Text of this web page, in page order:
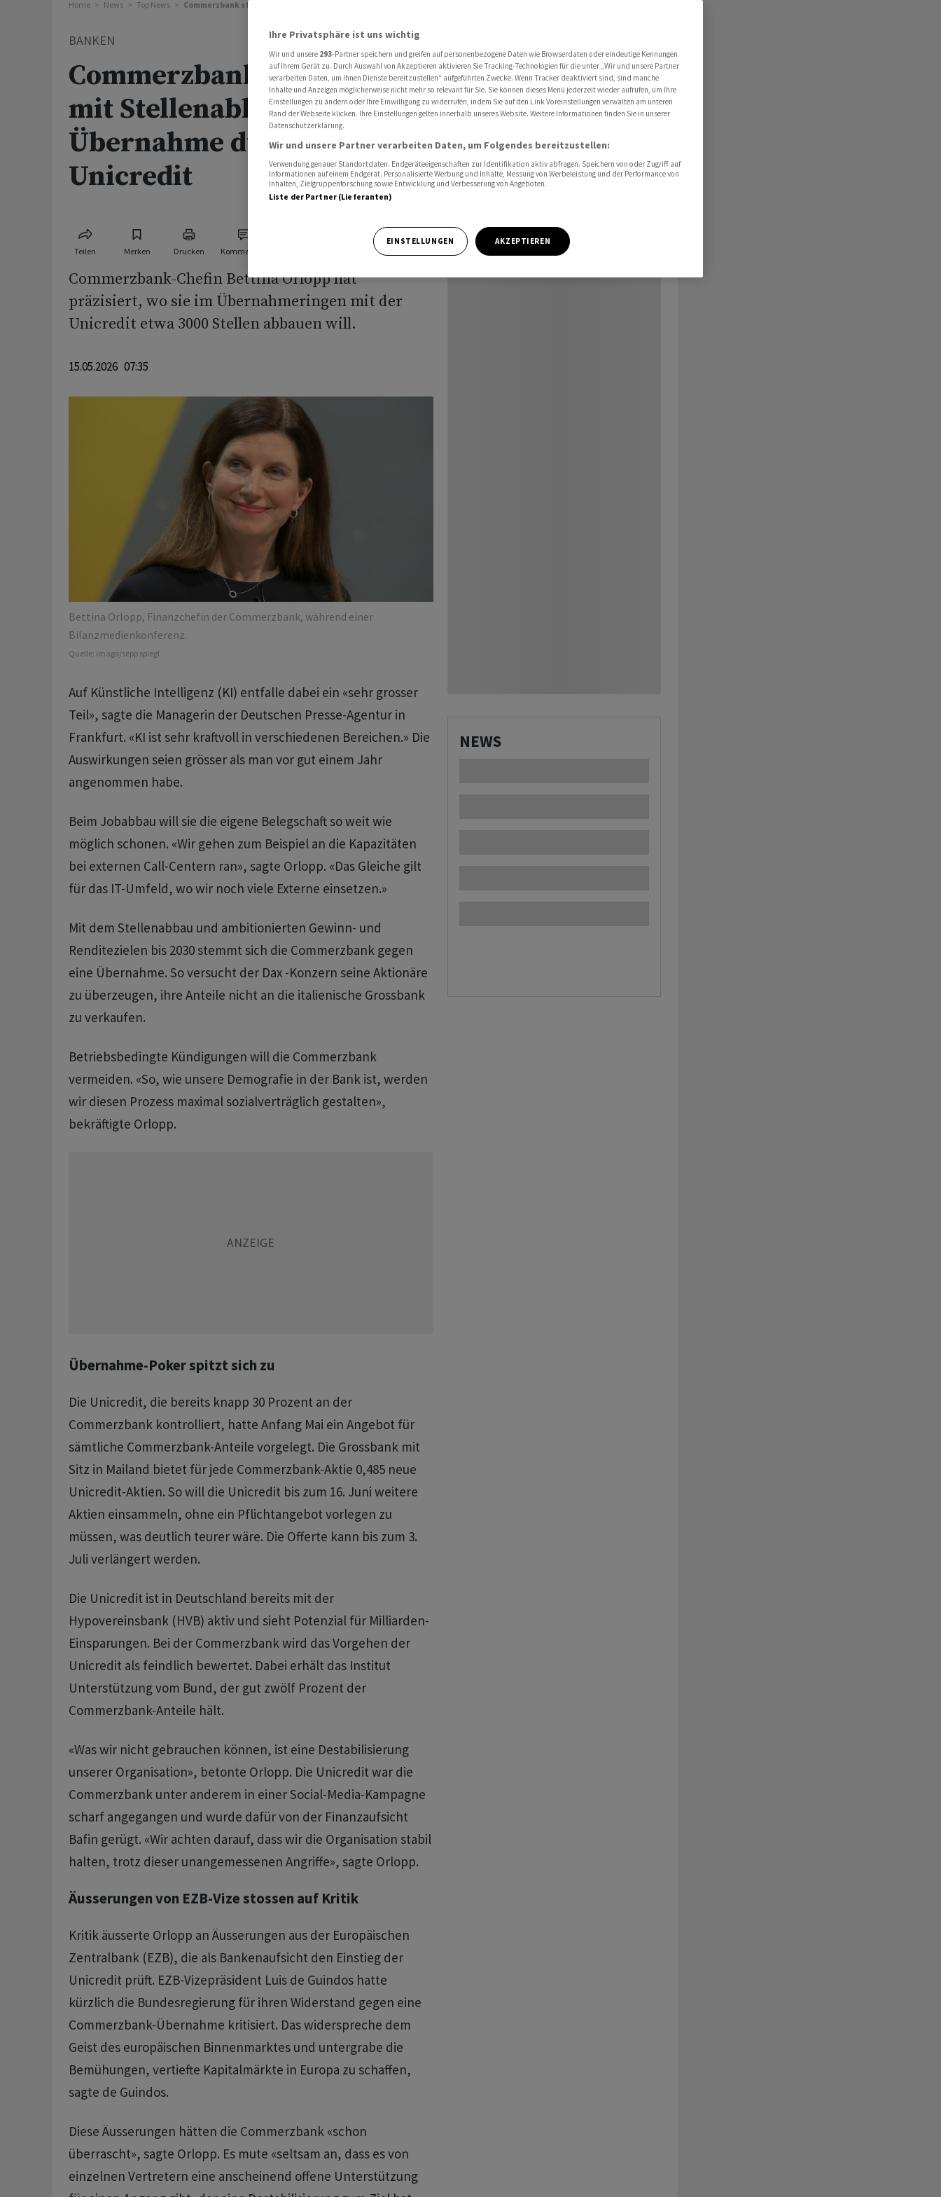
Home News Top News Commerzbank stemmt sich mit Stellenabbau gegen Übernahme durch Unicredit
BANKEN
Commerzbank stemmt sich
mit Stellenabbau gegen
Übernahme durch
Unicredit
Teilen Merken Drucken Kommentare
Commerzbank-Chefin Bettina Orlopp hat
präzisiert, wo sie im Übernahmeringen mit der
Unicredit etwa 3000 Stellen abbauen will.
15.05.2026 07:35
Bettina Orlopp, Finanzchefin der Commerzbank, während einer
Bilanzmedienkonferenz.
Quelle: imago/sepp spiegl
Auf Künstliche Intelligenz (KI) entfalle dabei ein «sehr grosser
Teil», sagte die Managerin der Deutschen Presse-Agentur in
Frankfurt. «KI ist sehr kraftvoll in verschiedenen Bereichen.» Die
Auswirkungen seien grösser als man vor gut einem Jahr
angenommen habe.
Beim Jobabbau will sie die eigene Belegschaft so weit wie
möglich schonen. «Wir gehen zum Beispiel an die Kapazitäten
bei externen Call-Centern ran», sagte Orlopp. «Das Gleiche gilt
für das IT-Umfeld, wo wir noch viele Externe einsetzen.»
Mit dem Stellenabbau und ambitionierten Gewinn- und
Renditezielen bis 2030 stemmt sich die Commerzbank gegen
eine Übernahme. So versucht der Dax -Konzern seine Aktionäre
zu überzeugen, ihre Anteile nicht an die italienische Grossbank
zu verkaufen.
Betriebsbedingte Kündigungen will die Commerzbank
vermeiden. «So, wie unsere Demografie in der Bank ist, werden
wir diesen Prozess maximal sozialverträglich gestalten»,
bekräftigte Orlopp.
Übernahme-Poker spitzt sich zu
Die Unicredit, die bereits knapp 30 Prozent an der
Commerzbank kontrolliert, hatte Anfang Mai ein Angebot für
sämtliche Commerzbank-Anteile vorgelegt. Die Grossbank mit
Sitz in Mailand bietet für jede Commerzbank-Aktie 0,485 neue
Unicredit-Aktien. So will die Unicredit bis zum 16. Juni weitere
Aktien einsammeln, ohne ein Pflichtangebot vorlegen zu
müssen, was deutlich teurer wäre. Die Offerte kann bis zum 3.
Juli verlängert werden.
Die Unicredit ist in Deutschland bereits mit der
Hypovereinsbank (HVB) aktiv und sieht Potenzial für Milliarden-
Einsparungen. Bei der Commerzbank wird das Vorgehen der
Unicredit als feindlich bewertet. Dabei erhält das Institut
Unterstützung vom Bund, der gut zwölf Prozent der
Commerzbank-Anteile hält.
«Was wir nicht gebrauchen können, ist eine Destabilisierung
unserer Organisation», betonte Orlopp. Die Unicredit war die
Commerzbank unter anderem in einer Social-Media-Kampagne
scharf angegangen und wurde dafür von der Finanzaufsicht
Bafin gerügt. «Wir achten darauf, dass wir die Organisation stabil
halten, trotz dieser unangemessenen Angriffe», sagte Orlopp.
Äusserungen von EZB-Vize stossen auf Kritik
Kritik äusserte Orlopp an Äusserungen aus der Europäischen
Zentralbank (EZB), die als Bankenaufsicht den Einstieg der
Unicredit prüft. EZB-Vizepräsident Luis de Guindos hatte
kürzlich die Bundesregierung für ihren Widerstand gegen eine
Commerzbank-Übernahme kritisiert. Das widerspreche dem
Geist des europäischen Binnenmarktes und untergrabe die
Bemühungen, vertiefte Kapitalmärkte in Europa zu schaffen,
sagte de Guindos.
Diese Äusserungen hätten die Commerzbank «schon
überrascht», sagte Orlopp. Es mute «seltsam an, dass es von
einzelnen Vertretern eine anscheinend offene Unterstützung
NEWS
Ihre Privatsphäre ist uns wichtig
Wir und unsere 293-Partner speichern und greifen auf personenbezogene Daten wie Browserdaten oder eindeutige Kennungen
auf Ihrem Gerät zu. Durch Auswahl von Akzeptieren aktivieren Sie Tracking-Technologien für die unter „Wir und unsere Partner
verarbeiten Daten, um Ihnen Dienste bereitzustellen“ aufgeführten Zwecke. Wenn Tracker deaktiviert sind, sind manche
Inhalte und Anzeigen möglicherweise nicht mehr so relevant für Sie. Sie können dieses Menü jederzeit wieder aufrufen, um Ihre
Einstellungen zu ändern oder Ihre Einwilligung zu widerrufen, indem Sie auf den Link Voreinstellungen verwalten am unteren
Rand der Webseite klicken. Ihre Einstellungen gelten innerhalb unseres Website. Weitere Informationen finden Sie in unserer
Datenschutzerklärung.
Wir und unsere Partner verarbeiten Daten, um Folgendes bereitzustellen:
Verwendung genauer Standortdaten. Endgeräteeigenschaften zur Identifikation aktiv abfragen. Speichern von oder Zugriff auf
Informationen auf einem Endgerät. Personalisierte Werbung und Inhalte, Messung von Werbeleistung und der Performance von
Inhalten, Zielgruppenforschung sowie Entwicklung und Verbesserung von Angeboten.
Liste der Partner (Lieferanten)
EINSTELLUNGEN AKZEPTIEREN